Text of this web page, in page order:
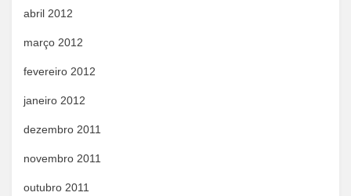
abril 2012
março 2012
fevereiro 2012
janeiro 2012
dezembro 2011
novembro 2011
outubro 2011